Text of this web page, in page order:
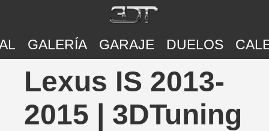
GALERÍA GARAJE DUELOS
Lexus IS 2013-
2015 | 3DTuning